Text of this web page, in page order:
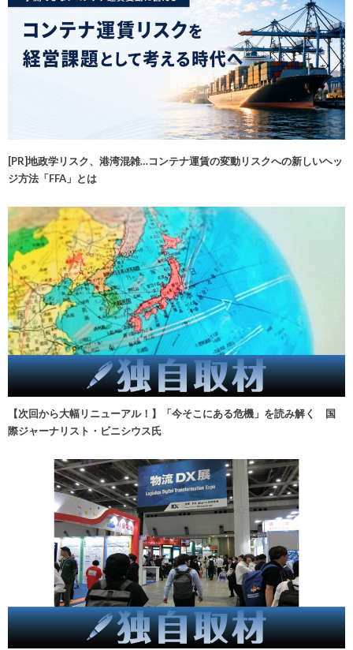
[PR]地政学リスク、港湾混雑…コンテナ運賃の変動リスクへの新しいヘッ
ジ方法「FFA」とは
【次回から大幅リニューアル！】「今そこにある危機」を読み解く 国
際ジャーナリスト・ビニシウス氏